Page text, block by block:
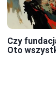
Czy
Oto